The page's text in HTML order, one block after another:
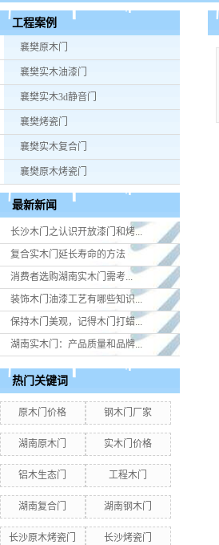
工程案例
襄樊原木门
襄樊实木油漆门
襄樊实木3d静音门
襄樊烤瓷门
襄樊实木复合门
襄樊原木烤瓷门
最新新闻
长沙木门之认识开放漆门和烤...
复合实木门延长寿命的方法
消费者选购湖南实木门​需考...
装饰木门油漆工艺有哪些知识...
保持木门美观，记得木门打蜡...
湖南实木门：产品质量和品牌...
热门关键词
原木门价格 钢木门厂家
湖南原木门 实木门价格
铝木生态门 工程木门
湖南复合门 湖南钢木门
长沙原木烤瓷门 长沙烤瓷门